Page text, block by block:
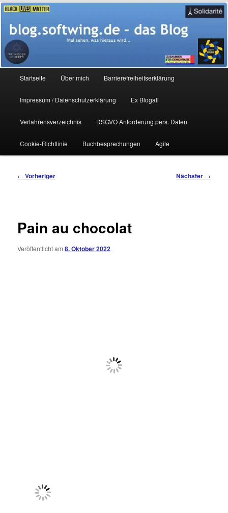
Zum
primären
Inhalt
springen
blog.softwing.de – das Blog
Mal sehen, was hieraus wird…
Startseite Über mich Barrierefreiheitserklärung
Impressum / Datenschutzerklärung Ex Blogall
Verfahrensverzeichnis DSGVO Anforderung pers. Daten
Cookie-Richtlinie Buchbesprechungen Agile
Beitragsnavigation
← Vorheriger Nächster →
Pain au chocolat
Veröffentlicht am8. Oktober 2022